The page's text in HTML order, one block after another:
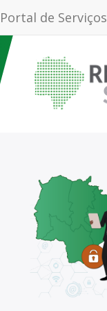
Portal de Serviços